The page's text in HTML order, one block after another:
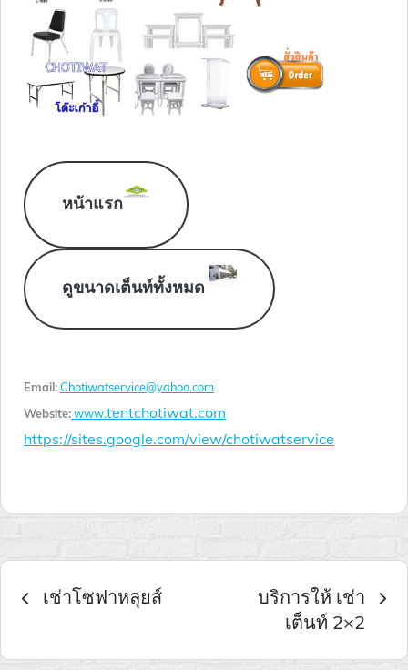
หน้าแรก
ดูขนาดเต็นท์ทั้งหมด
Email:Chotiwatservice@yahoo.com
Website:www.tentchotiwat.com
https://sites.google.com/view/chotiwatservice
เมนูเช่าโซฟาหลุยส์
บริการให้ เช่า
เต็นท์ 2×2